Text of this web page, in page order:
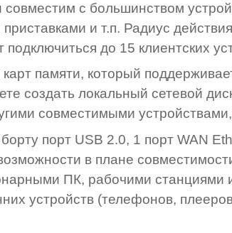
совместим с большинством
и т.п. Радиус
до 15 клиентских
памяти, который
создать локальный сетевой
совместимыми
порт USB 2.0, 1 порт WAN
в плане
ПК, рабочими станциями
устройств (телефонов,